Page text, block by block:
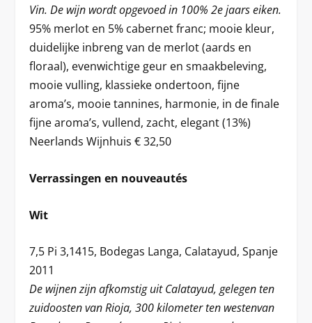
Vin. De wijn wordt opgevoed in 100% 2e jaars eiken.
95% merlot en 5% cabernet franc; mooie kleur,
duidelijke inbreng van de merlot (aards en
floraal), evenwichtige geur en smaakbeleving,
mooie vulling, klassieke ondertoon, fijne
aroma’s, mooie tannines, harmonie, in de finale
fijne aroma’s, vullend, zacht, elegant (13%)
Neerlands Wijnhuis € 32,50
Verrassingen en nouveautés
Wit
7,5 Pi 3,1415, Bodegas Langa, Calatayud, Spanje
2011
De wijnen zijn afkomstig uit Calatayud, gelegen ten
zuidoosten van Rioja, 300 kilometer ten westenvan